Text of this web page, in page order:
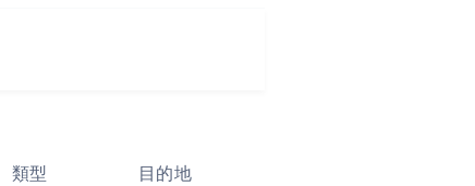
類型
目的地